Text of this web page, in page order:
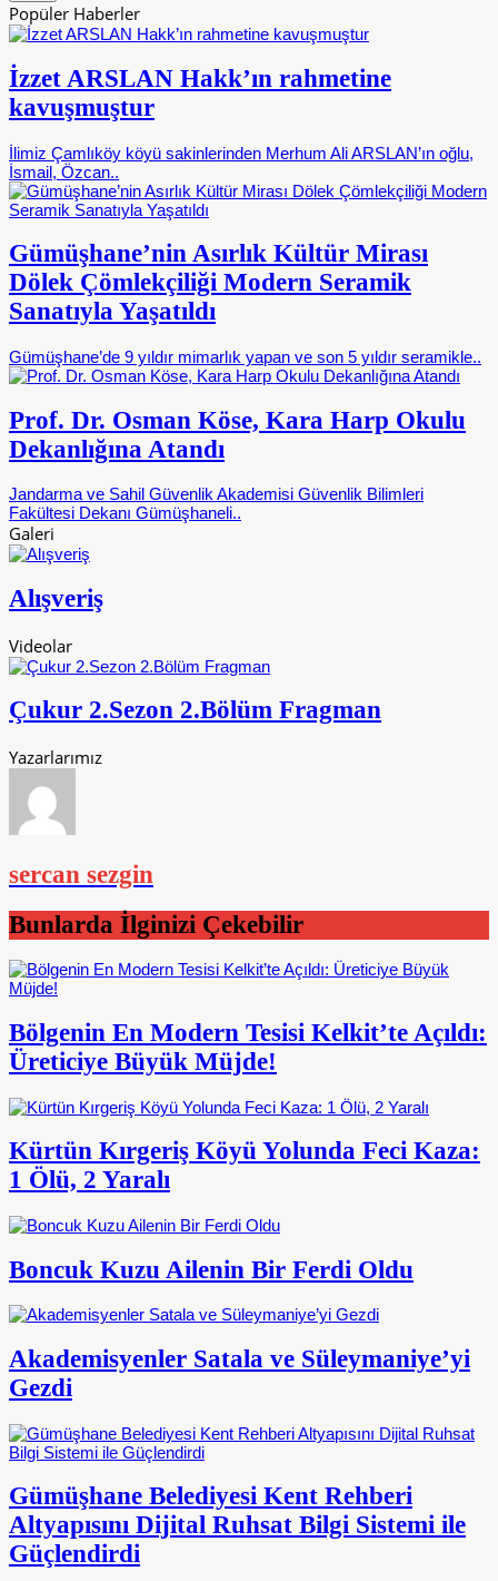
Popüler Haberler
İzzet ARSLAN Hakk’ın rahmetine
kavuşmuştur
İlimiz Çamlıköy köyü sakinlerinden Merhum Ali ARSLAN’ın oğlu,
İsmail, Özcan..
Gümüşhane’nin Asırlık Kültür Mirası
Dölek Çömlekçiliği Modern Seramik
Sanatıyla Yaşatıldı
Gümüşhane’de 9 yıldır mimarlık yapan ve son 5 yıldır seramikle..
Prof. Dr. Osman Köse, Kara Harp Okulu
Dekanlığına Atandı
Jandarma ve Sahil Güvenlik Akademisi Güvenlik Bilimleri
Fakültesi Dekanı Gümüşhaneli..
Galeri
Alışveriş
Videolar
Çukur 2.Sezon 2.Bölüm Fragman
Yazarlarımız
sercan sezgin
Bunlarda İlginizi Çekebilir
Bölgenin En Modern Tesisi Kelkit’te Açıldı:
Üreticiye Büyük Müjde!
Kürtün Kırgeriş Köyü Yolunda Feci Kaza:
1 Ölü, 2 Yaralı
Boncuk Kuzu Ailenin Bir Ferdi Oldu
Akademisyenler Satala ve Süleymaniye’yi
Gezdi
Gümüşhane Belediyesi Kent Rehberi
Altyapısını Dijital Ruhsat Bilgi Sistemi ile
Güçlendirdi